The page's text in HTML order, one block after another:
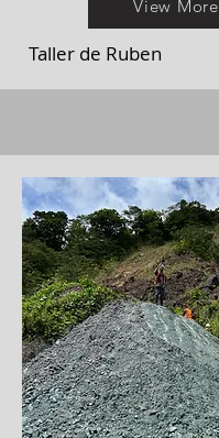
View More
Taller de Ruben